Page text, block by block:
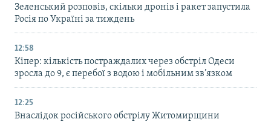
Зеленський розповів, скільки дронів і ракет запустила
Росія по Україні за тиждень
12:58
Кіпер: кількість постраждалих через обстріл Одеси
зросла до 9, є перебої з водою і мобільним зв’язком
12:25
Внаслідок російського обстрілу Житомирщини